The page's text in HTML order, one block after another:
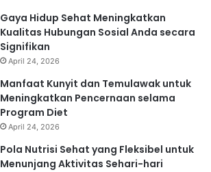
Gaya Hidup Sehat Meningkatkan
Kualitas Hubungan Sosial Anda secara
Signifikan
April 24, 2026
Manfaat Kunyit dan Temulawak untuk
Meningkatkan Pencernaan selama
Program Diet
April 24, 2026
Pola Nutrisi Sehat yang Fleksibel untuk
Menunjang Aktivitas Sehari-hari